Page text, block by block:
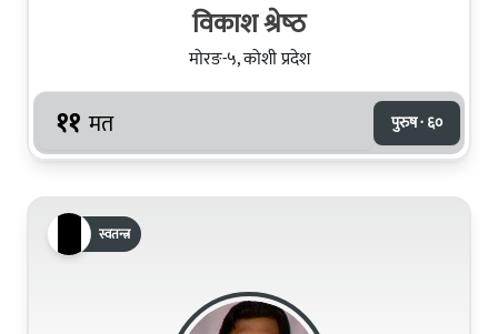
विकाश श्रेष्‍ठ
मोरङ-५, कोशी प्रदेश
११ मत पुरुष · ६०
स्वतन्त्र